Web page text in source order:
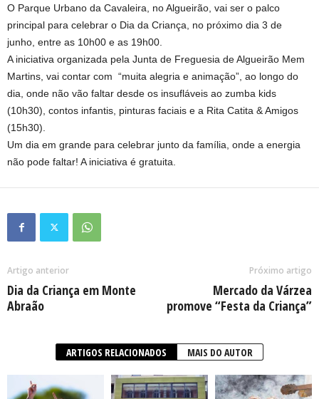
O Parque Urbano da Cavaleira, no Algueirão, vai ser o palco
principal para celebrar o Dia da Criança, no próximo dia 3 de
junho, entre as 10h00 e as 19h00.
A iniciativa organizada pela Junta de Freguesia de Algueirão Mem
Martins, vai contar com “muita alegria e animação”, ao longo do
dia, onde não vão faltar desde os insufláveis ao zumba kids
(10h30), contos infantis, pinturas faciais e a Rita Catita & Amigos
(15h30).
Um dia em grande para celebrar junto da família, onde a energia
não pode faltar! A iniciativa é gratuita.
Artigo anterior
Dia da Criança em Monte
Abraão
Próximo artigo
Mercado da Várzea
promove “Festa da Criança”
ARTIGOS RELACIONADOS MAIS DO AUTOR